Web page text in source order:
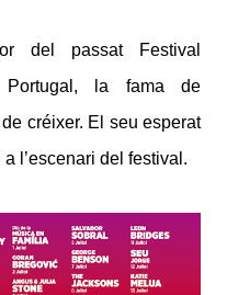
del passat Festival
Portugal, la fama de
créixer. El seu esperat
l’escenari del festival.